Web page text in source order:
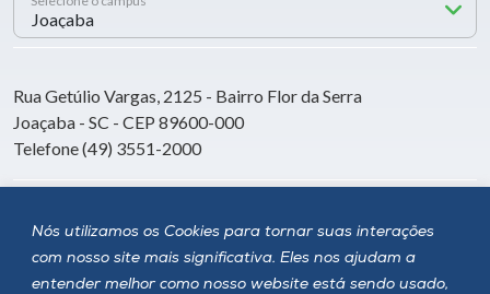
Nós utilizamos os Cookies para tornar suas interações
com nosso site mais significativa. Eles nos ajudam a
entender melhor como nosso website está sendo usado,
Rua Getúlio Vargas, 2125 - Bairro Flor da Serra
Joaçaba - SC - CEP 89600-000
Telefone (49) 3551-2000
Siga a Unoesc